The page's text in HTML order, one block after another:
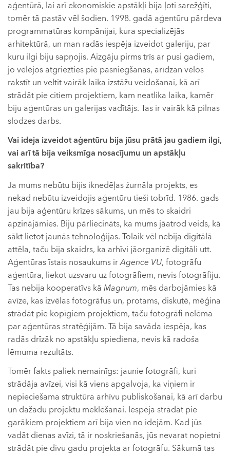
aģentūrā, lai arī ekonomiskie apstākļi bija ļoti sarežģīti,
tomēr tā pastāv vēl šodien. 1998. gadā aģentūru pārdeva
programmatūras kompānijai, kura specializējās
arhitektūrā, un man radās iespēja izveidot galeriju, par
kuru ilgi biju sapņojis. Aizgāju pirms trīs ar pusi gadiem,
jo vēlējos atgriezties pie pasniegšanas, arīdzan vēlos
rakstīt un veltīt vairāk laika izstāžu veidošanai, kā arī
strādāt pie citiem projektiem, kam neatlika laika, kamēr
biju aģentūras un galerijas vadītājs. Tas ir vairāk kā pilnas
slodzes darbs.
Vai ideja izveidot aģentūru bija jūsu prātā jau gadiem ilgi,
vai arī tā bija veiksmīga nosacījumu un apstākļu
sakritība?
Ja mums nebūtu bijis iknedēļas žurnāla projekts, es
nekad nebūtu izveidojis aģentūru tieši tobrīd. 1986. gads
jau bija aģentūru krīzes sākums, un mēs to skaidri
apzinājāmies. Biju pārliecināts, ka mums jāatrod veids, kā
sākt lietot jaunās tehnoloģijas. Tolaik vēl nebija digitālā
attēla, taču bija skaidrs, ka arhīvi jāorganizē digitāli utt.
Aģentūras īstais nosaukums irAgence VU, fotogrāfu
aģentūra, liekot uzsvaru uz fotogrāfiem, nevis fotogrāfiju.
Tas nebija kooperatīvs kā Magnum, mēs darbojāmies kā
avīze, kas izvēlas fotogrāfus un, protams, diskutē, mēģina
strādāt pie kopīgiem projektiem, taču fotogrāfi nelēma
par aģentūras stratēģijām. Tā bija savāda iespēja, kas
radās drīzāk no apstākļu spiediena, nevis kā radoša
lēmuma rezultāts.
Tomēr fakts paliek nemainīgs: jaunie fotogrāfi, kuri
strādāja avīzei, visi kā viens apgalvoja, ka viņiem ir
nepieciešama struktūra arhīvu publiskošanai, kā arī darbu
un dažādu projektu meklēšanai. Iespēja strādāt pie
garākiem projektiem arī bija vien no idejām. Kad jūs
vadāt dienas avīzi, tā ir noskriešanās, jūs nevarat nopietni
strādāt pie divu gadu projekta ar fotogrāfu. Sākumā tas